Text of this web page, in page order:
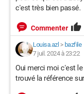
c'est très bien passé.
Commenter
Louisa.azl > bazfile
7 juil. 2024 à 23:22
Oui merci moi c'est le
trouvé la référence